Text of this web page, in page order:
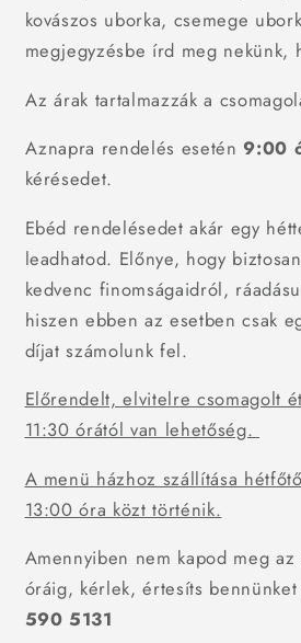
kovászos uborka, csemege
megjegyzésbe írd meg nekünk,
Az árak tartalmazzák a
Aznapra rendelés esetén 9:00
kérésedet.
Ebéd rendelésedet akár egy
leadhatod. Előnye, hogy
kedvenc finomságaidról,
hiszen ebben az esetben csak
díjat számolunk fel.
Előrendelt, elvitelre csomagolt
11:30 órától van lehetőség.
A menü házhoz szállítása
13:00 óra közt történik.
Amennyiben nem kapod meg
óráig, kérlek, értesíts
590 5131